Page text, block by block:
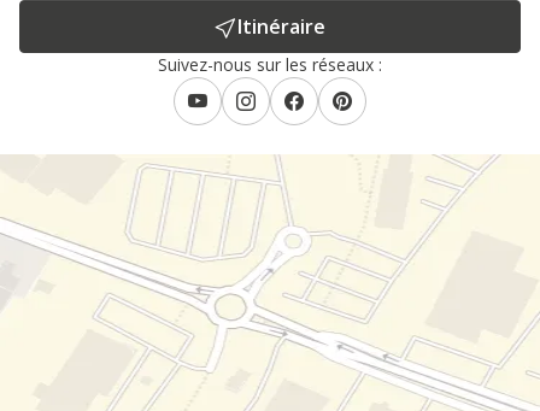
Itinéraire
Suivez-nous sur les réseaux :